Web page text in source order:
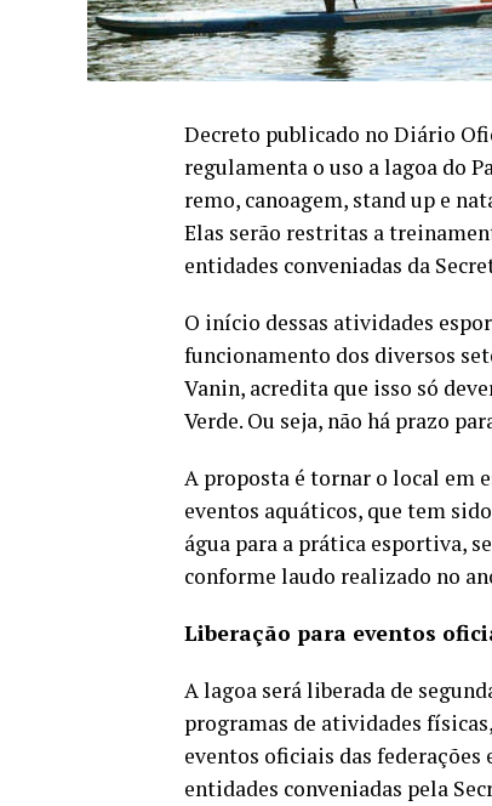
Decreto publicado no Diário
regulamenta o uso a lagoa do
remo, canoagem, stand up e
Elas serão restritas a
entidades conveniadas da
O início dessas atividades
funcionamento dos diversos
Vanin, acredita que isso só
Verde. Ou seja, não há prazo
A proposta é tornar o local em
eventos aquáticos, que tem
água para a prática esportiva,
conforme laudo realizado no
Liberação para eventos
A lagoa será liberada de
programas de atividades
eventos oficiais das federações
entidades conveniadas pela